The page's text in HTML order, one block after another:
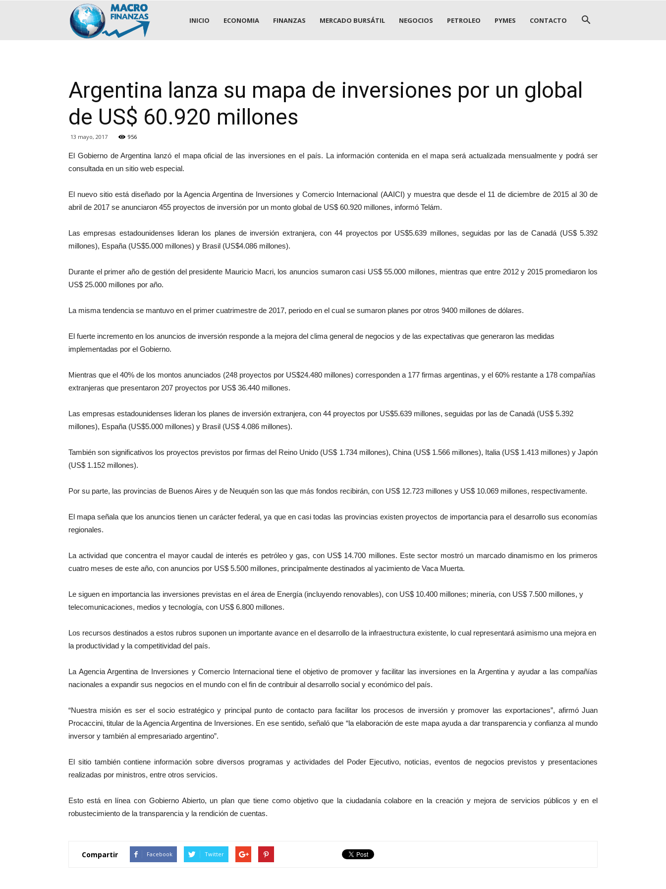
.::MACROFINANZAS::.
INICIO ECONOMIA FINANZAS MERCADO BURSÁTIL NEGOCIOS PETROLEO PYMES CONTACTO
Argentina lanza su mapa de inversiones por un global
de US$ 60.920 millones
13 mayo, 2017 956
El Gobierno de Argentina lanzó el mapa oficial de las inversiones en el país. La información contenida en el mapa será actualizada mensualmente y podrá ser
consultada en un sitio web especial.
El nuevo sitio está diseñado por la Agencia Argentina de Inversiones y Comercio Internacional (AAICI) y muestra que desde el 11 de diciembre de 2015 al 30 de
abril de 2017 se anunciaron 455 proyectos de inversión por un monto global de US$ 60.920 millones, informó Telám.
Las empresas estadounidenses lideran los planes de inversión extranjera, con 44 proyectos por US$5.639 millones, seguidas por las de Canadá (US$ 5.392
millones), España (US$5.000 millones) y Brasil (US$4.086 millones).
Durante el primer año de gestión del presidente Mauricio Macri, los anuncios sumaron casi US$ 55.000 millones, mientras que entre 2012 y 2015 promediaron los
US$ 25.000 millones por año.
La misma tendencia se mantuvo en el primer cuatrimestre de 2017, periodo en el cual se sumaron planes por otros 9400 millones de dólares.
El fuerte incremento en los anuncios de inversión responde a la mejora del clima general de negocios y de las expectativas que generaron las medidas
implementadas por el Gobierno.
Mientras que el 40% de los montos anunciados (248 proyectos por US$24.480 millones) corresponden a 177 firmas argentinas, y el 60% restante a 178 compañías
extranjeras que presentaron 207 proyectos por US$ 36.440 millones.
Las empresas estadounidenses lideran los planes de inversión extranjera, con 44 proyectos por US$5.639 millones, seguidas por las de Canadá (US$ 5.392
millones), España (US$5.000 millones) y Brasil (US$ 4.086 millones).
También son significativos los proyectos previstos por firmas del Reino Unido (US$ 1.734 millones), China (US$ 1.566 millones), Italia (US$ 1.413 millones) y Japón
(US$ 1.152 millones).
Por su parte, las provincias de Buenos Aires y de Neuquén son las que más fondos recibirán, con US$ 12.723 millones y US$ 10.069 millones, respectivamente.
El mapa señala que los anuncios tienen un carácter federal, ya que en casi todas las provincias existen proyectos de importancia para el desarrollo sus economías
regionales.
La actividad que concentra el mayor caudal de interés es petróleo y gas, con US$ 14.700 millones. Este sector mostró un marcado dinamismo en los primeros
cuatro meses de este año, con anuncios por US$ 5.500 millones, principalmente destinados al yacimiento de Vaca Muerta.
Le siguen en importancia las inversiones previstas en el área de Energía (incluyendo renovables), con US$ 10.400 millones; minería, con US$ 7.500 millones, y
telecomunicaciones, medios y tecnología, con US$ 6.800 millones.
Los recursos destinados a estos rubros suponen un importante avance en el desarrollo de la infraestructura existente, lo cual representará asimismo una mejora en
la productividad y la competitividad del país.
La Agencia Argentina de Inversiones y Comercio Internacional tiene el objetivo de promover y facilitar las inversiones en la Argentina y ayudar a las compañías
nacionales a expandir sus negocios en el mundo con el fin de contribuir al desarrollo social y económico del país.
“Nuestra misión es ser el socio estratégico y principal punto de contacto para facilitar los procesos de inversión y promover las exportaciones”, afirmó Juan
Procaccini, titular de la Agencia Argentina de Inversiones. En ese sentido, señaló que “la elaboración de este mapa ayuda a dar transparencia y confianza al mundo
inversor y también al empresariado argentino”.
El sitio también contiene información sobre diversos programas y actividades del Poder Ejecutivo, noticias, eventos de negocios previstos y presentaciones
realizadas por ministros, entre otros servicios.
Esto está en línea con Gobierno Abierto, un plan que tiene como objetivo que la ciudadanía colabore en la creación y mejora de servicios públicos y en el
robustecimiento de la transparencia y la rendición de cuentas.
Compartir Facebook Twitter